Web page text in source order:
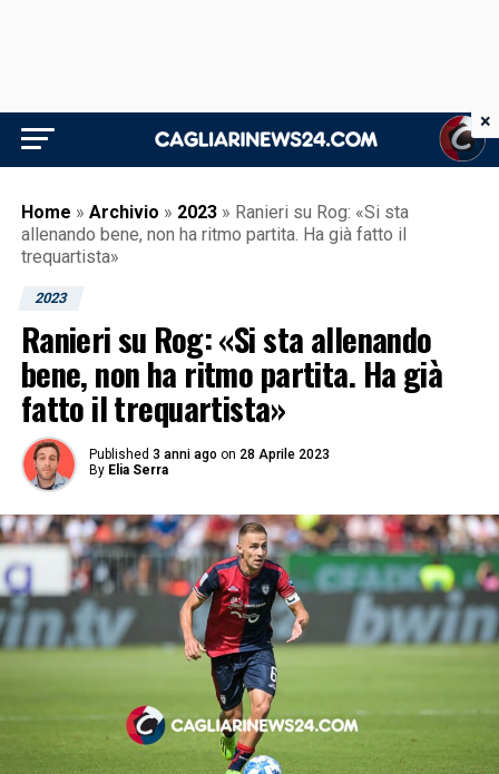
Home » Archivio » 2023 » Ranieri su Rog: «Si sta
allenando bene, non ha ritmo partita. Ha già fatto il
trequartista»
2023
Ranieri su Rog: «Si sta allenando
bene, non ha ritmo partita. Ha già
fatto il trequartista»
Published 3 anni ago on 28 Aprile 2023
By Elia Serra
×